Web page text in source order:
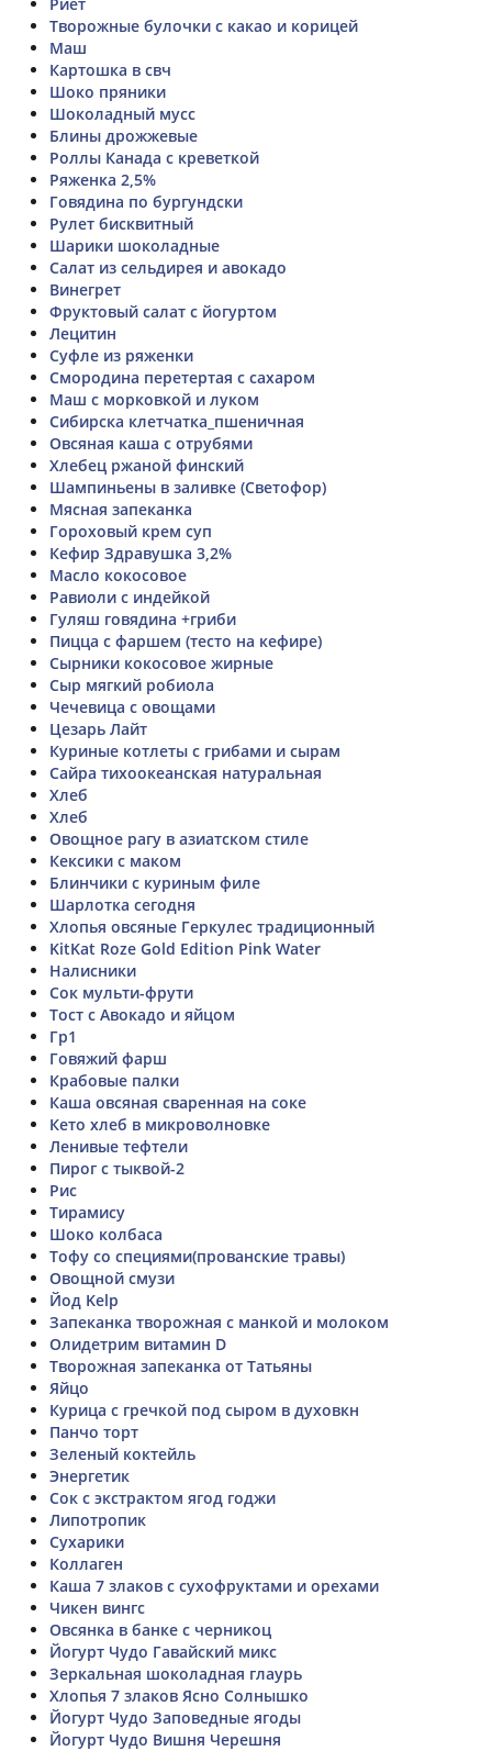
Творожные булочки с какао и корицей
Маш
Картошка в свч
Шоко пряники
Шоколадный мусс
Блины дрожжевые
Роллы Канада с креветкой
Ряженка 2,5%
Говядина по бургундски
Рулет бисквитный
Шарики шоколадные
Салат из сельдирея и авокадо
Винегрет
Фруктовый салат с йогуртом
Лецитин
Суфле из ряженки
Смородина перетертая с сахаром
Маш с морковкой и луком
Сибирска клетчатка_пшеничная
Овсяная каша с отрубями
Хлебец ржаной финский
Шампиньены в заливке (Светофор)
Мясная запеканка
Гороховый крем суп
Кефир Здравушка 3,2%
Масло кокосовое
Равиоли с индейкой
Гуляш говядина +гриби
Пицца с фаршем (тесто на кефире)
Сырники кокосовое жирные
Сыр мягкий робиола
Чечевица с овощами
Цезарь Лайт
Куриные котлеты с грибами и сырам
Сайра тихоокеанская натуральная
Хлеб
Хлеб
Овощное рагу в азиатском стиле
Кексики с маком
Блинчики с куриным филе
Шарлотка сегодня
Хлопья овсяные Геркулес традиционный
KitKat Roze Gold Edition Pink Water
Налисники
Сок мульти-фрути
Тост с Авокадо и яйцом
Гр1
Говяжий фарш
Крабовые палки
Каша овсяная сваренная на соке
Кето хлеб в микроволновке
Ленивые тефтели
Пирог с тыквой-2
Рис
Тирамису
Шоко колбаса
Тофу со специями(прованские травы)
Овощной смузи
Йод Kelp
Запеканка творожная с манкой и молоком
Олидетрим витамин D
Творожная запеканка от Татьяны
Яйцо
Курица с гречкой под сыром в духовкн
Панчо торт
Зеленый коктейль
Энергетик
Сок с экстрактом ягод годжи
Липотропик
Сухарики
Коллаген
Каша 7 злаков с сухофруктами и орехами
Чикен вингс
Овсянка в банке с черникоц
Йогурт Чудо Гавайский микс
Зеркальная шоколадная глаурь
Хлопья 7 злаков Ясно Солнышко
Йогурт Чудо Заповедные ягоды
Йогурт Чудо Вишня Черешня